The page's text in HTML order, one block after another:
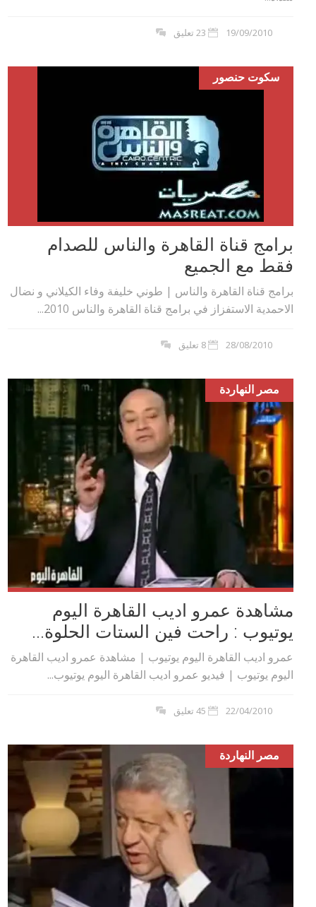
19/09/2010 23 تعليق
سكوت حنصور
برامج قناة القاهرة والناس للصدام
فقط مع الجميع
برامج قناة القاهرة والناس | طوني خليفة وفاء الكيلاني و نضال
الاحمدية الاستفزاز في برامج قناة القاهرة والناس 2010...
28/08/2010 8 تعليق
مصر النهاردة
مشاهدة عمرو اديب القاهرة اليوم
يوتيوب : راحت فين الستات الحلوة...
عمرو اديب القاهرة اليوم يوتيوب | مشاهدة عمرو اديب القاهرة
اليوم يوتيوب | فيديو عمرو اديب القاهرة اليوم يوتيوب...
22/04/2010 45 تعليق
مصر النهاردة